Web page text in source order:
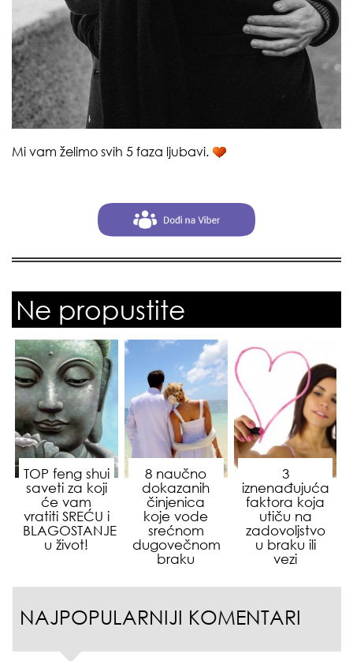
Mi vam želimo svih 5 faza ljubavi.
Ne propustite
TOP feng shui
saveti za koji
će vam
vratiti SREĆU i
BLAGOSTANJE
u život!
8 naučno
dokazanih
činjenica
koje vode
srećnom
dugovečnom
braku
3
iznenađujuća
faktora koja
utiču na
zadovoljstvo
u braku ili
vezi
NAJPOPULARNIJI KOMENTARI